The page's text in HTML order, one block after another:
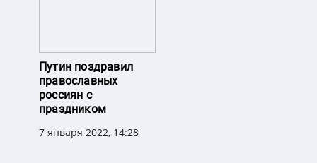
Путин поздравил
православных
россиян с
праздником
7 января 2022, 14:28